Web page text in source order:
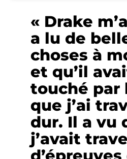
« Drake
a lu de
choses à
et qu’il
touché par
que j’ai
dur. Il a vu
j’avait